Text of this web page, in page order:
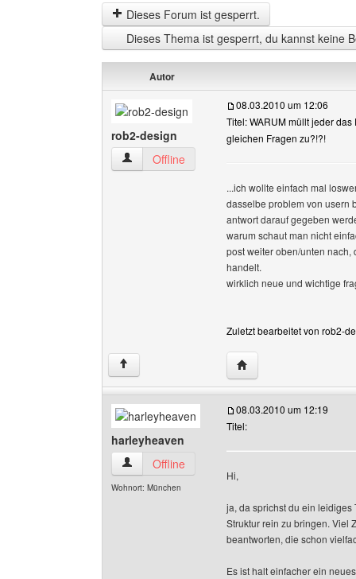
Dieses Forum ist gesperrt.
Dieses Thema ist gesperrt, du kannst keine
Autor
rob2-design
rob2-design Benutzer-Profile anzeigen
Offline
08.03.2010 um 12:06
Titel: WARUM müllt jeder das
gleichen Fragen zu?!?!
...ich wollte einfach mal
dasselbe problem von usern
antwort darauf gegeben
warum schaut man nicht
post weiter oben/unten
handelt.
wirklich neue und wichtige
Zuletzt bearbeitet von rob2-
↑ Website dieses
harleyheaven
harleyheaven Benutzer-Profile anzeigen
Offline
Wohnort: München
08.03.2010 um 12:19
Titel:
Hi,
ja, da sprichst du ein leidiges
Struktur rein zu bringen. Viel
beantworten, die schon
Es ist halt einfacher ein